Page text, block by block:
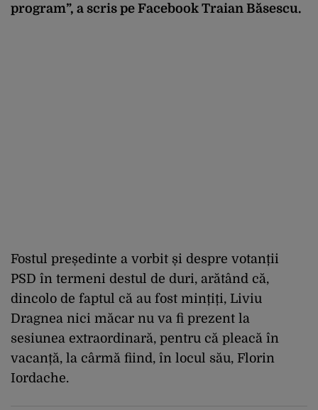
program”, a scris pe Facebook Traian Băsescu.
Fostul președinte a vorbit și despre votanții
PSD în termeni destul de duri, arătând că,
dincolo de faptul că au fost mințiți, Liviu
Dragnea nici măcar nu va fi prezent la
sesiunea extraordinară, pentru că pleacă în
vacanță, la cârmă fiind, în locul său, Florin
Iordache.